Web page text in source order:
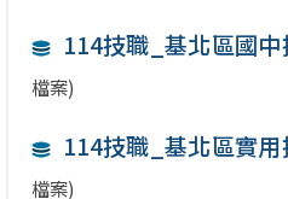
114技職_基北區國
檔案)
114技職_基北區實
檔案)